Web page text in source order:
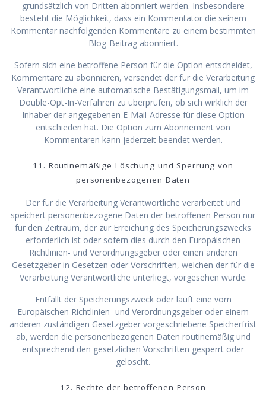
grundsätzlich von Dritten abonniert werden. Insbesondere
besteht die Möglichkeit, dass ein Kommentator die seinem
Kommentar nachfolgenden Kommentare zu einem bestimmten
Blog-Beitrag abonniert.
Sofern sich eine betroffene Person für die Option entscheidet,
Kommentare zu abonnieren, versendet der für die Verarbeitung
Verantwortliche eine automatische Bestätigungsmail, um im
Double-Opt-In-Verfahren zu überprüfen, ob sich wirklich der
Inhaber der angegebenen E-Mail-Adresse für diese Option
entschieden hat. Die Option zum Abonnement von
Kommentaren kann jederzeit beendet werden.
11. Routinemäßige Löschung und Sperrung von
personenbezogenen Daten
Der für die Verarbeitung Verantwortliche verarbeitet und
speichert personenbezogene Daten der betroffenen Person nur
für den Zeitraum, der zur Erreichung des Speicherungszwecks
erforderlich ist oder sofern dies durch den Europäischen
Richtlinien- und Verordnungsgeber oder einen anderen
Gesetzgeber in Gesetzen oder Vorschriften, welchen der für die
Verarbeitung Verantwortliche unterliegt, vorgesehen wurde.
Entfällt der Speicherungszweck oder läuft eine vom
Europäischen Richtlinien- und Verordnungsgeber oder einem
anderen zuständigen Gesetzgeber vorgeschriebene Speicherfrist
ab, werden die personenbezogenen Daten routinemäßig und
entsprechend den gesetzlichen Vorschriften gesperrt oder
gelöscht.
12. Rechte der betroffenen Person